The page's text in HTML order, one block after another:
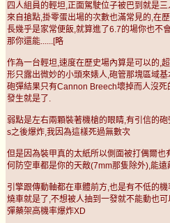
四人組員的輕坦,正面駕駛位子被巴到就是
來自搶點,掛零蛋出場的次數也滿常見的,在
長幾乎是家常便飯,就算進了6.7的場你也不
那你還能......[略
作為一台輕坦,速度在歷史場內算是可以的,
形只露出微妙的小頭來婊人,砲管那塊區域
砲彈結果只有Cannon Breech壞掉而人沒死
發生就是了.
弱點是左右兩顆裝著機槍的眼睛,有引信的
s之後爆炸,我因為這樣死過無數次
但是因為裝甲真的太紙所以側面被打偶爾
何防空車都是你的天敵(7mm那隻除外),能
引擎跟傳動軸都在車體前方,也是有不低的
燒車就是了,不想被人抽到一發就不能動也
彈藥架高機率爆炸XD